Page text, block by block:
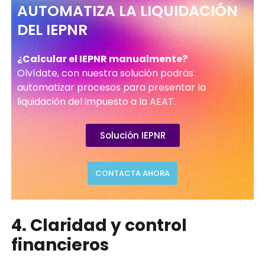
AUTOMATIZA LA LIQUIDACIÓN
DEL IEPNR
¿Calcular el IEPNR manualmente?
Olvídate, con nuestra solución podrás
automatizar procesos para presentar la
liquidación del impuesto a la AEAT.
Solución IEPNR
CONTACTA AHORA
4. Claridad y control
financieros